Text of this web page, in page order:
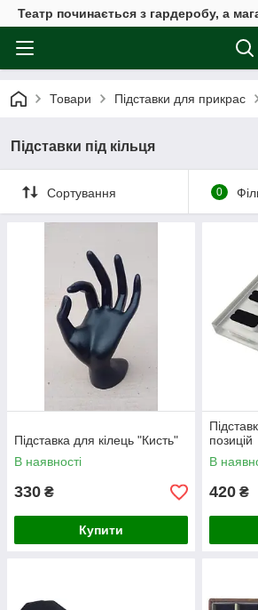
Театр починається з гардеробу, а
Товари Підставки для прикрас
Підставки під кільця
Сортування 0
Підставка для кілець "Кисть"
В наявності
330 ₴
Купити
позицій
В
420 ₴